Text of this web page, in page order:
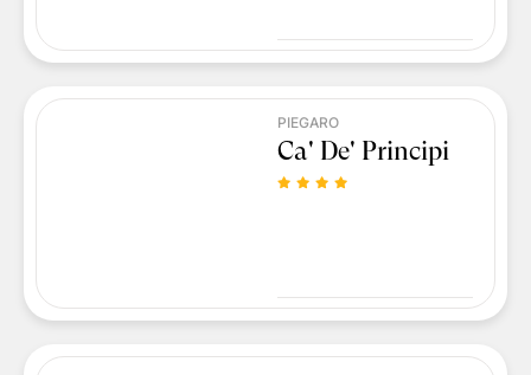
PIEGARO
Ca' De' Principi